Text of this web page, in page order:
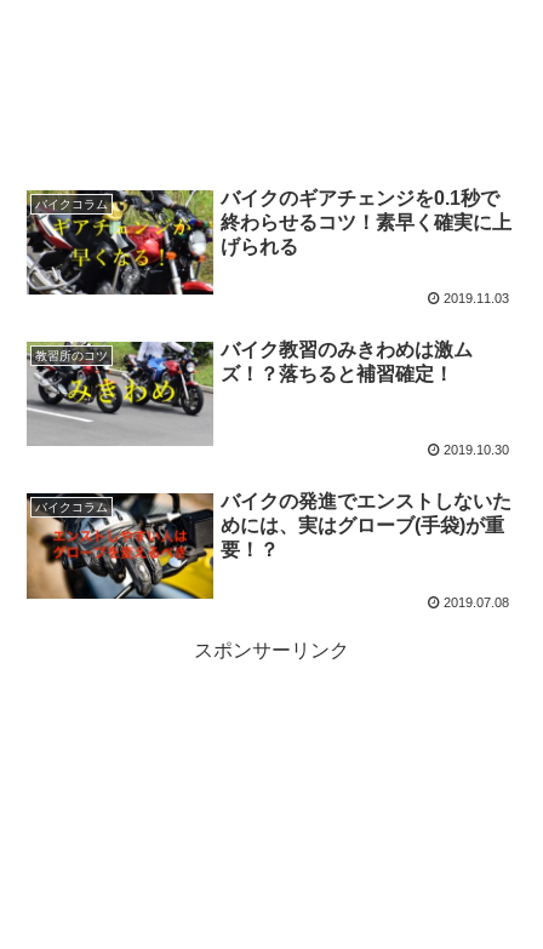
バイクコラム
バイクのギアチェンジを0.1秒で
終わらせるコツ！素早く確実に上
げられる
2019.11.03
教習所のコツ
バイク教習のみきわめは激ム
ズ！？落ちると補習確定！
2019.10.30
バイクコラム
バイクの発進でエンストしないた
めには、実はグローブ(手袋)が重
要！？
2019.07.08
スポンサーリンク